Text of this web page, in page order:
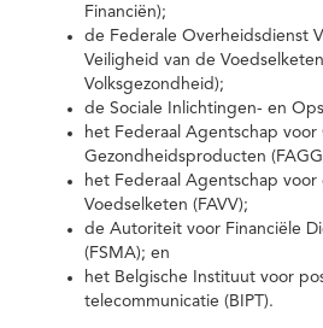
Financiën);
de Federale Overheidsdienst
Veiligheid van de
Volksgezondheid);
de Sociale Inlichtingen- en
het Federaal Agentschap
Gezondheidsproducten
het Federaal Agentschap
Voedselketen (FAVV);
de Autoriteit voor Financiële
(FSMA); en
het Belgische Instituut voor
telecommunicatie (BIPT).